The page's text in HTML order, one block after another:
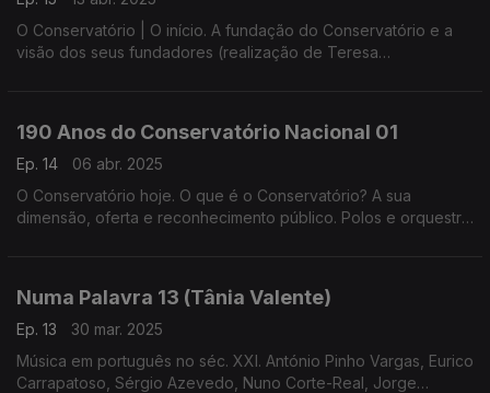
O Conservatório | O início. A fundação do Conservatório e a
visão dos seus fundadores (realização de Teresa
190 Anos do Conservatório Nacional 01
Ep. 14
06 abr. 2025
O Conservatório hoje. O que é o Conservatório? A sua
dimensão, oferta e reconhecimento público. Polos e orquestra
Numa Palavra 13 (Tânia Valente)
Ep. 13
30 mar. 2025
Música em português no séc. XXI. António Pinho Vargas, Eurico
Carrapatoso, Sérgio Azevedo, Nuno Corte-Real, Jorge